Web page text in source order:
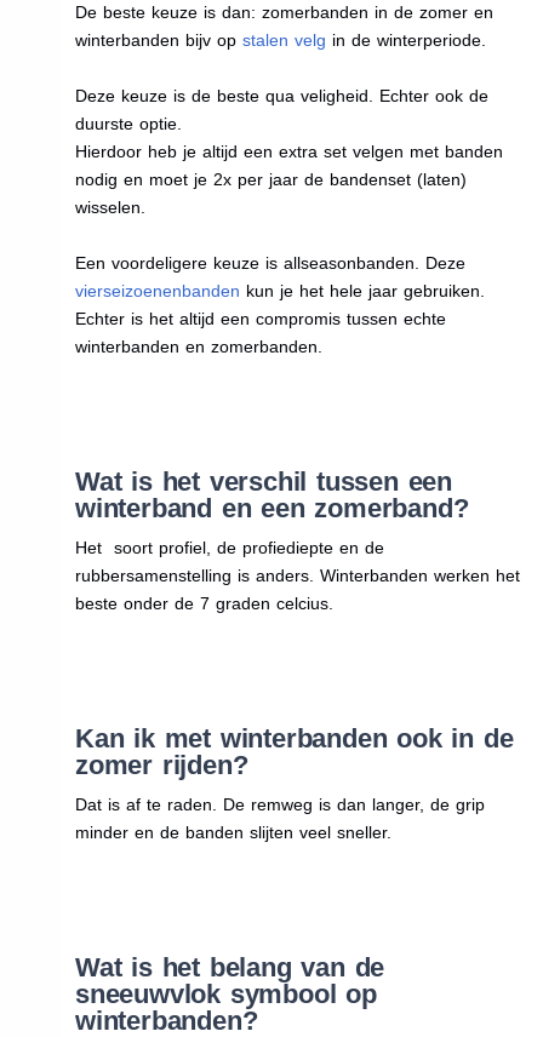
De beste keuze is dan: zomerbanden in de zomer en
winterbanden bijv op stalen velg in de winterperiode.
Deze keuze is de beste qua veligheid. Echter ook de
duurste optie.
Hierdoor heb je altijd een extra set velgen met banden
nodig en moet je 2x per jaar de bandenset (laten)
wisselen.
Een voordeligere keuze is allseasonbanden. Deze
vierseizoenenbanden kun je het hele jaar gebruiken.
Echter is het altijd een compromis tussen echte
winterbanden en zomerbanden.
Wat is het verschil tussen een
winterband en een zomerband?
Het soort profiel, de profiediepte en de
rubbersamenstelling is anders. Winterbanden werken het
beste onder de 7 graden celcius.
Kan ik met winterbanden ook in de
zomer rijden?
Dat is af te raden. De remweg is dan langer, de grip
minder en de banden slijten veel sneller.
Wat is het belang van de
sneeuwvlok symbool op
winterbanden?